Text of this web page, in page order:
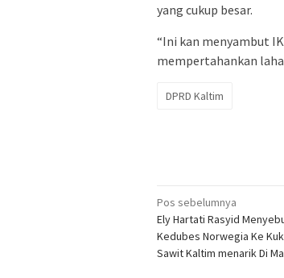
yang cukup besar.
“Ini kan menyambut
mempertahankan
DPRD Kaltim
Navigasi
pos
Pos sebelumnya
Ely Hartati Rasyid
Kedubes Norwegia Ke
Sawit Kaltim menarik Di